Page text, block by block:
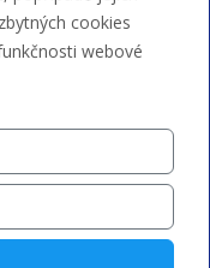
cookies
webové